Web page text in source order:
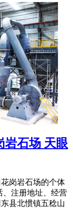
岩石场 天眼
岗岩石场的个体
、注册地址、经营
县北惯镇五稔山